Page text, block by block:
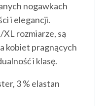
nogawkach
i elegancji.
rozmiarze, są
kobiet pragnących
i klasę.
3 % elastan